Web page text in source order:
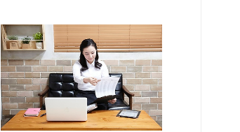
해서 청년창업자라면 누구나 한 번쯤
은 고민해봤을 텐데요. 그래서 IBK 기
업은행은 뜨거운 열정과 투철한 기업
가정신으로 창업에 도전한 청년창업자
분들을 위해 맞춤형 지원사업을 제공
합니다. 청년창업기업을 위한 다양한
지원 제공 청년창업기업의 경쟁력 강